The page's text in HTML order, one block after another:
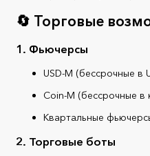
🔄 Торговые
1. Фьючерсы
USD-M (бессрочные в
Coin-M (бессрочные в
Квартальные
2. Торговые боты